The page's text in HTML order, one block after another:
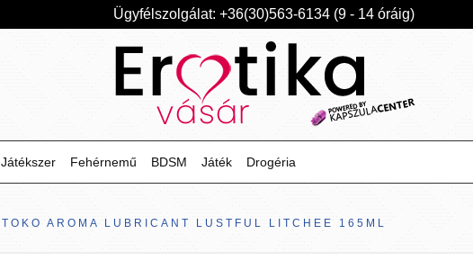
Ügyfélszolgálat: +36(30)563-6134 (9 - 14 óráig)
Játékszer Fehérnemű BDSM Játék Drogéria
TOKO AROMA LUBRICANT LUSTFUL LITCHEE 165ML